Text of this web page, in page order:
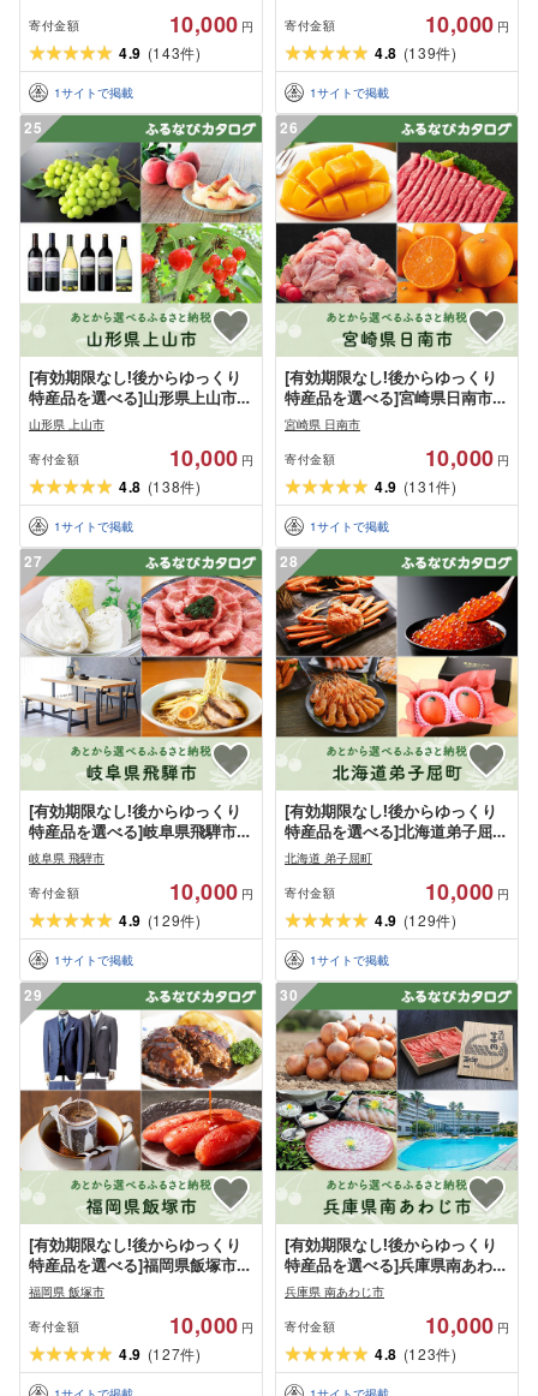
寄付金額 10,000 円
4.9 (143件)
1サイトで掲載
寄付金額 10,000 円
4.8 (139件)
1サイトで掲載
25
[有効期限なし!後からゆっくり
特産品を選べる]山形県上山市カ
タログポイント
山形県 上山市
寄付金額 10,000 円
4.8 (138件)
1サイトで掲載
26
[有効期限なし!後からゆっくり
特産品を選べる]宮崎県日南市カ
タログポイント
宮崎県 日南市
寄付金額 10,000 円
4.9 (131件)
1サイトで掲載
27
[有効期限なし!後からゆっくり
特産品を選べる]岐阜県飛騨市カ
タログポイント
岐阜県 飛騨市
寄付金額 10,000 円
4.9 (129件)
1サイトで掲載
28
[有効期限なし!後からゆっくり
特産品を選べる]北海道弟子屈町
カタログポイント
北海道 弟子屈町
寄付金額 10,000 円
4.9 (129件)
1サイトで掲載
29
[有効期限なし!後からゆっくり
特産品を選べる]福岡県飯塚市カ
タログポイント
福岡県 飯塚市
寄付金額 10,000 円
4.9 (127件)
30
[有効期限なし!後からゆっくり
特産品を選べる]兵庫県南あわじ
市カタログポイント
兵庫県 南あわじ市
寄付金額 10,000 円
4.8 (123件)